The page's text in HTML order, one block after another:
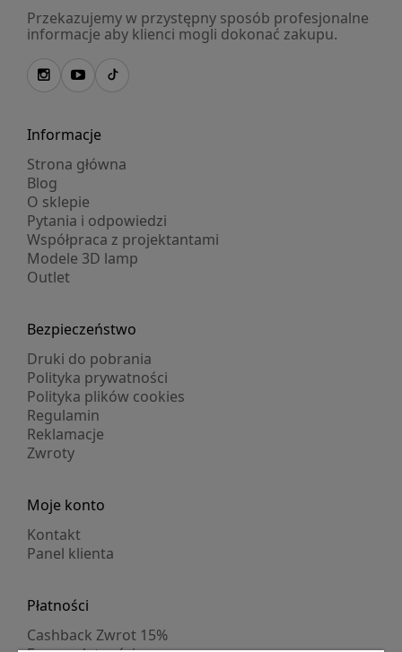
Przekazujemy w przystępny sposób profesjonalne
informacje aby klienci mogli dokonać zakupu.
Informacje
Strona główna
Blog
O sklepie
Pytania i odpowiedzi
Współpraca z projektantami
Modele 3D lamp
Outlet
Bezpieczeństwo
Druki do pobrania
Polityka prywatności
Polityka plików cookies
Regulamin
Reklamacje
Zwroty
Moje konto
Kontakt
Panel klienta
Płatności
Cashback Zwrot 15%